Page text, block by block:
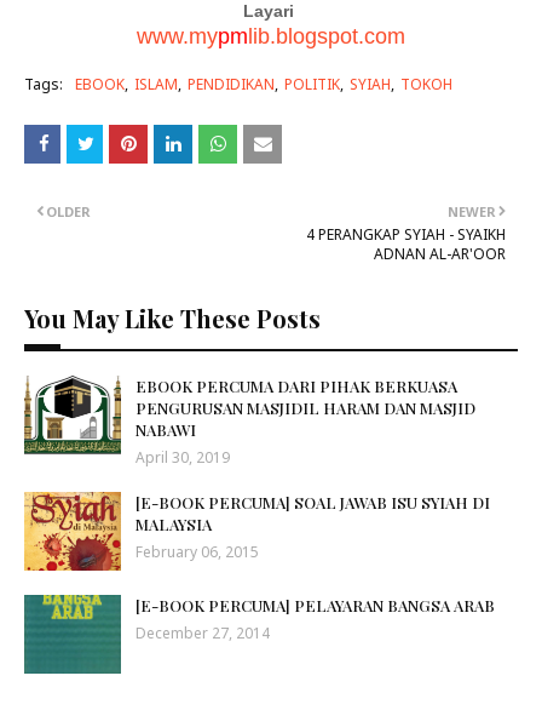
Layari
www.mypm lib.blogspot.com
Tags: EBOOK ISLAM PENDIDIKAN POLITIK SYIAH TOKOH
NEWER
4 PERANGKAP SYIAH - SYAIKH
ADNAN AL-AR'OOR
OLDER
You May Like These Posts
EBOOK PERCUMA DARI PIHAK BERKUASA
PENGURUSAN MASJIDIL HARAM DAN MASJID
NABAWI
April 30, 2019
[E-BOOK PERCUMA] SOAL JAWAB ISU SYIAH DI
MALAYSIA
February 06, 2015
[E-BOOK PERCUMA] PELAYARAN BANGSA ARAB
December 27, 2014